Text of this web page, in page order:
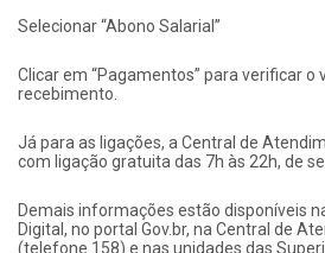
Selecionar “Abono Salarial”
Clicar em “Pagamentos” para verificar o
recebimento.
Já para as ligações, a Central de
com ligação gratuita das 7h às 22h, de
Demais informações estão disponíveis
Digital, no portal Gov.br, na Central de
(telefone 158) e nas unidades das